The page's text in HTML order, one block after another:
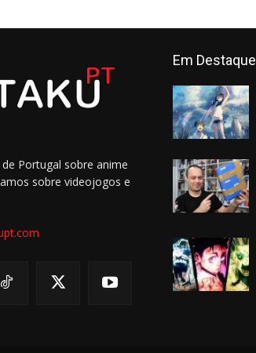
Portugal sobre anime
sobre videojogos e
Em Destaque